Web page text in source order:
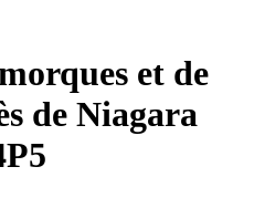
et de
de Niagara